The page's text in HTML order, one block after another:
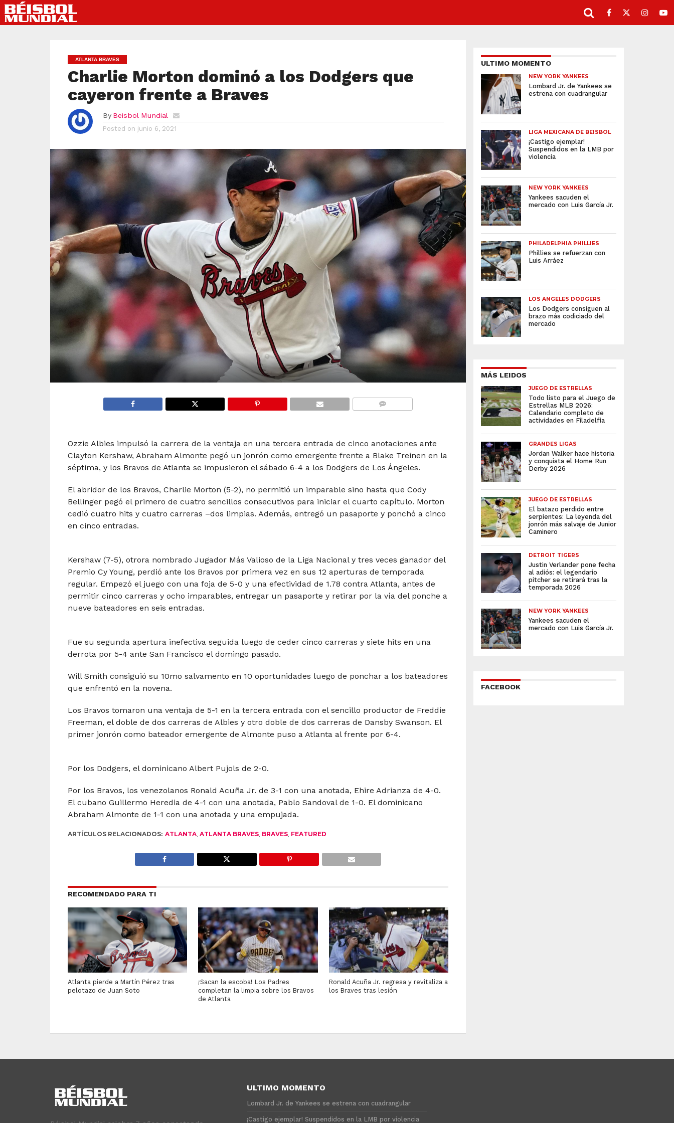
ATLANTA BRAVES
Charlie Morton dominó a los Dodgers que
cayeron frente a Braves
By Beisbol Mundial
Posted on junio 6, 2021
Ozzie Albies impulsó la carrera de la ventaja en una tercera entrada de cinco anotaciones ante
Clayton Kershaw, Abraham Almonte pegó un jonrón como emergente frente a Blake Treinen en la
séptima, y los Bravos de Atlanta se impusieron el sábado 6-4 a los Dodgers de Los Ángeles.
El abridor de los Bravos, Charlie Morton (5-2), no permitió un imparable sino hasta que Cody
Bellinger pegó el primero de cuatro sencillos consecutivos para iniciar el cuarto capítulo. Morton
cedió cuatro hits y cuatro carreras –dos limpias. Además, entregó un pasaporte y ponchó a cinco
en cinco entradas.
Kershaw (7-5), otrora nombrado Jugador Más Valioso de la Liga Nacional y tres veces ganador del
Premio Cy Young, perdió ante los Bravos por primera vez en sus 12 aperturas de temporada
regular. Empezó el juego con una foja de 5-0 y una efectividad de 1.78 contra Atlanta, antes de
permitir cinco carreras y ocho imparables, entregar un pasaporte y retirar por la vía del ponche a
nueve bateadores en seis entradas.
Fue su segunda apertura inefectiva seguida luego de ceder cinco carreras y siete hits en una
derrota por 5-4 ante San Francisco el domingo pasado.
Will Smith consiguió su 10mo salvamento en 10 oportunidades luego de ponchar a los bateadores
que enfrentó en la novena.
Los Bravos tomaron una ventaja de 5-1 en la tercera entrada con el sencillo productor de Freddie
Freeman, el doble de dos carreras de Albies y otro doble de dos carreras de Dansby Swanson. El
primer jonrón como bateador emergente de Almonte puso a Atlanta al frente por 6-4.
Por los Dodgers, el dominicano Albert Pujols de 2-0.
Por los Bravos, los venezolanos Ronald Acuña Jr. de 3-1 con una anotada, Ehire Adrianza de 4-0.
El cubano Guillermo Heredia de 4-1 con una anotada, Pablo Sandoval de 1-0. El dominicano
Abraham Almonte de 1-1 con una anotada y una empujada.
ARTÍCULOS RELACIONADOS: ATLANTA, ATLANTA BRAVES, BRAVES, FEATURED
RECOMENDADO PARA TI
Atlanta pierde a Martín Pérez tras
pelotazo de Juan Soto
¡Sacan la escoba! Los Padres
completan la limpia sobre los Bravos
de Atlanta
Ronald Acuña Jr. regresa y revitaliza a
los Braves tras lesión
ULTIMO MOMENTO
NEW YORK YANKEES
Lombard Jr. de Yankees se
estrena con cuadrangular
LIGA MEXICANA DE BEISBOL
¡Castigo ejemplar!
Suspendidos en la LMB por
violencia
NEW YORK YANKEES
Yankees sacuden el
mercado con Luis García Jr.
PHILADELPHIA PHILLIES
Phillies se refuerzan con
Luis Arráez
LOS ANGELES DODGERS
Los Dodgers consiguen al
brazo más codiciado del
mercado
MÁS LEIDOS
JUEGO DE ESTRELLAS
Todo listo para el Juego de
Estrellas MLB 2026:
Calendario completo de
actividades en Filadelfia
GRANDES LIGAS
Jordan Walker hace historia
y conquista el Home Run
Derby 2026
JUEGO DE ESTRELLAS
El batazo perdido entre
serpientes: La leyenda del
jonrón más salvaje de Junior
Caminero
DETROIT TIGERS
Justin Verlander pone fecha
al adiós: el legendario
pitcher se retirará tras la
temporada 2026
NEW YORK YANKEES
Yankees sacuden el
mercado con Luis García Jr.
FACEBOOK
ULTIMO MOMENTO
Lombard Jr. de Yankees se estrena con cuadrangular
¡Castigo ejemplar! Suspendidos en la LMB por violencia